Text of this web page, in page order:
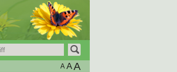
A AA